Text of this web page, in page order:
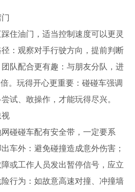
住油门，适当控制速度可以更灵
：观察对手行驶方向，提前判断
团队配合更有趣：与朋友分队，进
。 玩得开心更重要：碰碰车强调
试、敢操作，才能玩得尽兴。
视
碰碰车配有安全带，一定要系
车外：避免碰撞造成意外伤害；
或工作人员发出暂停信号，应立
行为：如故意高速对撞、冲撞墙